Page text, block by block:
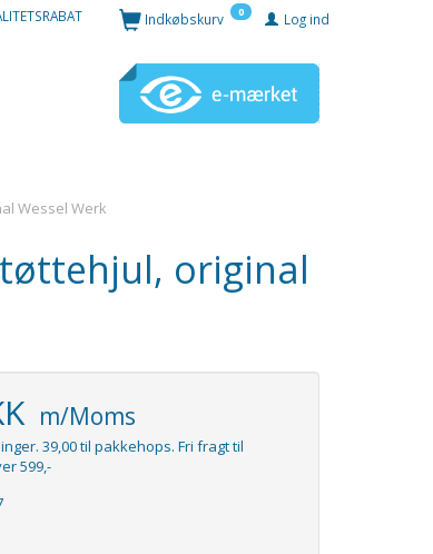
Log ind
Indkøbskurv 0
Wessel Werk
original
m/Moms
39,00 til pakkehops. Fri fragt til
599,-